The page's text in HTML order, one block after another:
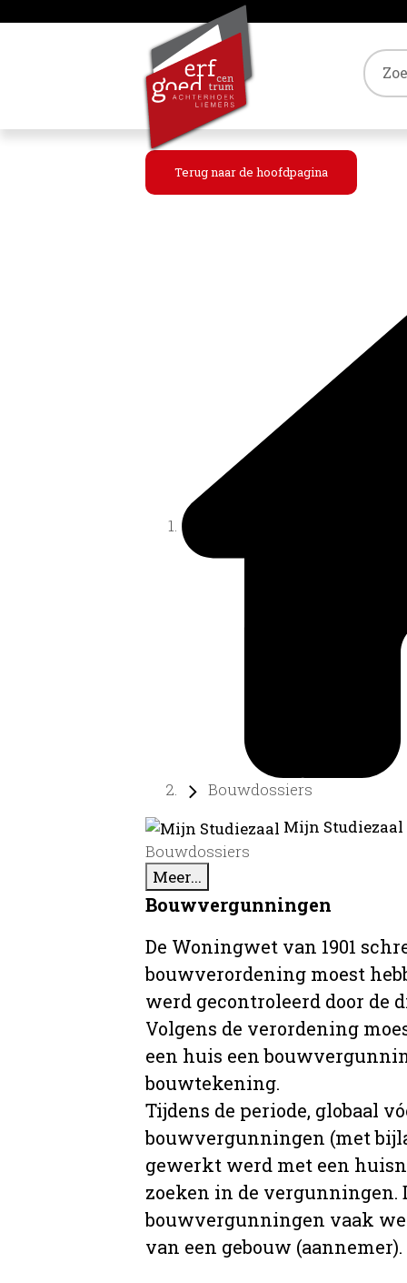
Terug naar de hoofdpagina
Bouwdossiers
Mijn
Bouwdossiers
Meer...
Bouwvergunningen
De Woningwet van 1901
bouwverordening moest
werd gecontroleerd door de
Volgens de verordening
een huis een
bouwtekening.
Tijdens de periode, globaal
bouwvergunningen (met
gewerkt werd met een
zoeken in de vergunningen.
bouwvergunningen vaak
van een gebouw (aannemer).